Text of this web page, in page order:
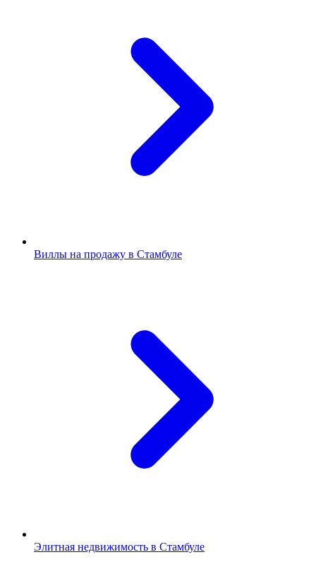
Виллы на продажу в Стамбуле
Элитная недвижимость в Стамбуле